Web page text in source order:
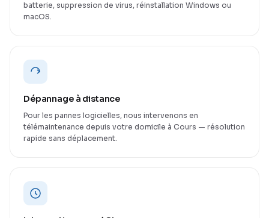
batterie, suppression de virus, réinstallation Windows ou
macOS.
Dépannage à distance
Pour les pannes logicielles, nous intervenons en
télémaintenance depuis votre domicile à Cours — résolution
rapide sans déplacement.